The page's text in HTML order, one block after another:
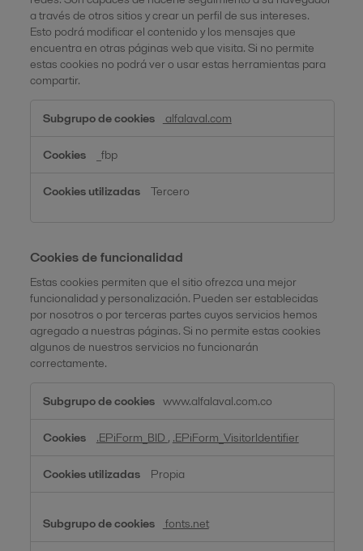
a través de otros sitios y crear un perfil de sus intereses.
Esto podrá modificar el contenido y los mensajes que
encuentra en otras páginas web que visita. Si no permite
estas cookies no podrá ver o usar estas herramientas para
compartir.
redes
sociales
alfalaval.com
_fbp
Tercero
Cookies de funcionalidad
Estas cookies permiten que el sitio ofrezca una mejor
funcionalidad y personalización. Pueden ser establecidas
por nosotros o por terceras partes cuyos servicios hemos
agregado a nuestras páginas. Si no permite estas cookies
algunos de nuestros servicios no funcionarán
correctamente.
funcionalidad
www.alfalaval.com.co
.EPiForm_BID , .EPiForm_VisitorIdentifier
Propia
fonts.net